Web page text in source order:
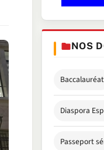
NOS
Baccalauréat
Diaspora
Passeport